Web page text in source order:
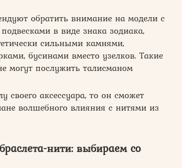
обратить внимание на модели с
в виде знака зодиака,
сильными камнями,
бусинами вместо узелков. Такие
могут послужить талисманом
своего аксессуара, то он сможет
волшебного влияния с нитями из
нити: выбираем со